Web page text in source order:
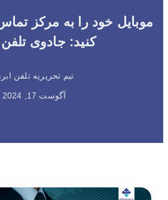
موبایل خود را به مرکز
کنید: جادوی تلفن
تیم تحریریه تلفن ابری
آگوست 17, 2024